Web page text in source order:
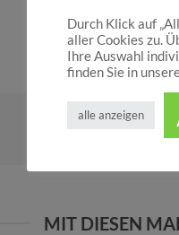
MIT DIESEN
Durch Klick auf
aller Cookies zu.
Ihre Auswahl
finden Sie in
alle anzeigen